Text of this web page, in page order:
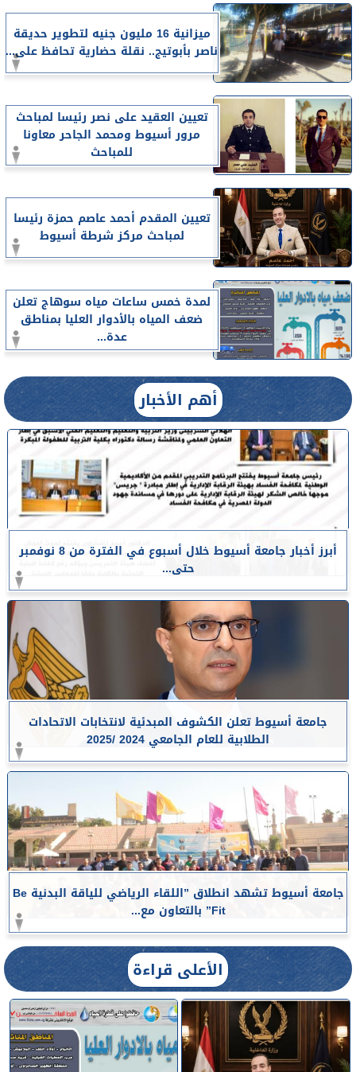
ميزانية 16 مليون جنيه لتطوير حديقة
ناصر بأبوتيج.. نقلة حضارية تحافظ على...
تعيين العقيد على نصر رئيسا لمباحث
مرور أسيوط ومحمد الجاحر معاونا
للمباحث
تعيين المقدم أحمد عاصم حمزة رئيسا
لمباحث مركز شرطة أسيوط
لمدة خمس ساعات مياه سوهاج تعلن
ضعف المياه بالأدوار العليا بمناطق
عدة...
أهم الأخبار
أبرز أخبار جامعة أسيوط خلال أسبوع في الفترة من 8 نوفمبر
حتى...
جامعة أسيوط تعلن الكشوف المبدئية لانتخابات الاتحادات
الطلابية للعام الجامعي 2024 /2025
جامعة أسيوط تشهد انطلاق ”اللقاء الرياضي للياقة البدنية Be
Fit” بالتعاون مع...
الأعلى قراءة